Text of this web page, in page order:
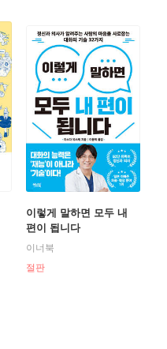
이렇게 말하면 모두 내
편이 됩니다
이너북
절판